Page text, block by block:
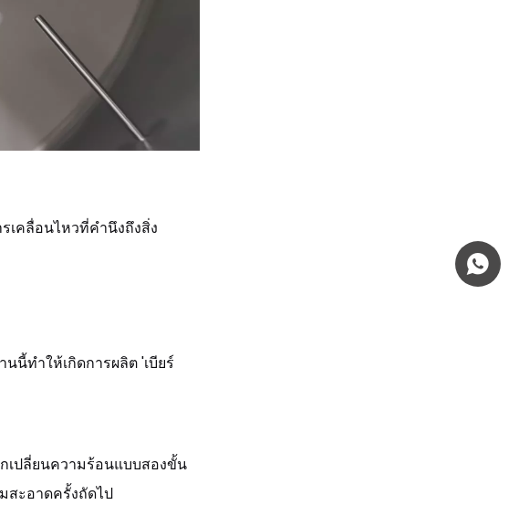
เคลื่อนไหวที่คำนึงถึงสิ่ง
นี้ทำให้เกิดการผลิต 'เบียร์
เปลี่ยนความร้อนแบบสองขั้น
สะอาดครั้งถัดไป
+86